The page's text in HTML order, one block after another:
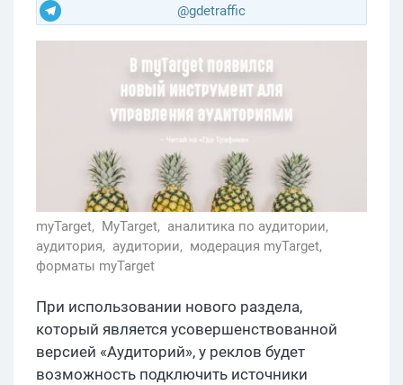
@gdetraffic
myTarget, MyTarget, аналитика по аудитории,
аудитория, аудитории, модерация myTarget,
форматы myTarget
При использовании нового раздела,
который является усовершенствованной
версией «Аудиторий», у реклов будет
возможность подключить источники